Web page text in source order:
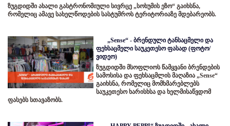
ზუგდიდში ახალი გასტრონომიული სივრცე „სოხუმის ეზო“ გაიხსნა,
რომელიც ამავე სახელწოდების სასტუმროს ტერიტორიაზე მდებარეობს.
„Sense“ - ბრენდული ტანსაცმელი და
ფეხსაცმელი საუკეთესო ფასად (ფოტო/
ვიდეო)
ზუგდიდში მსოფლიოს წამყვანი ბრენდების
სამოსისა და ფეხსაცმლის მაღაზია „Sense“
გაიხსნა, რომელიც მომხმარებლებს
საუკეთესო ხარისხსა და ხელმისაწვდომ
ფასებს სთავაზობს.